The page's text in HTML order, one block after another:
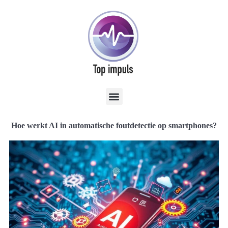
Hoe werkt AI in automatische foutdetectie op smartphones?